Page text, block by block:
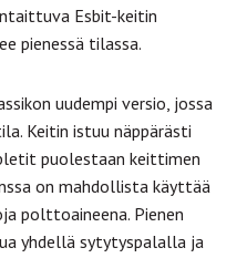
Esbit-keitin
pienessä tilassa.
uudempi versio, jossa
Keitin istuu näppärästi
puolestaan keittimen
on mahdollista käyttää
polttoaineena. Pienen
yhdellä sytytyspalalla ja